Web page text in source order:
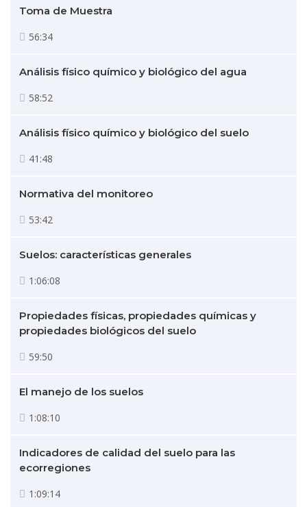
Toma de Muestra
56:34
Análisis físico químico y biológico del agua
58:52
Análisis físico químico y biológico del suelo
41:48
Normativa del monitoreo
53:42
Suelos: características generales
1:06:08
Propiedades físicas, propiedades químicas y
propiedades biológicos del suelo
59:50
El manejo de los suelos
1:08:10
Indicadores de calidad del suelo para las
ecorregiones
1:09:14